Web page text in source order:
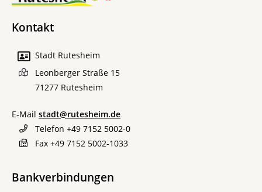
Kontakt
Stadt Rutesheim
Leonberger Straße 15
71277 Rutesheim
E-Mail stadt@rutesheim.de
Telefon +49 7152 5002-0
Fax +49 7152 5002-1033
Bankverbindungen